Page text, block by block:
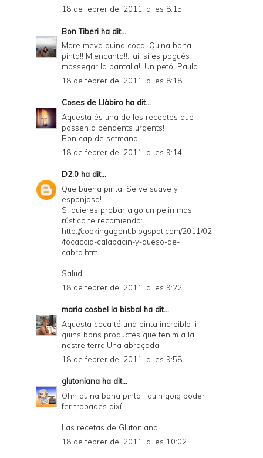
18 de febrer del 2011, a les 8:15
Bon Tiberi ha dit...
Mare meva quina coca! Quina bona
pinta!! M'encanta!!...ai, si es pogués
mossegar la pantalla!! Un petó, Paula
18 de febrer del 2011, a les 8:18
Coses de Llàbiro ha dit...
Aquesta és una de les receptes que
passen a pendents urgents!
Bon cap de setmana.
18 de febrer del 2011, a les 9:14
D2.0 ha dit...
Que buena pinta! Se ve suave y
esponjosa!
Si quieres probar algo un pelin mas
rústico te recomiendo:
http://cookingagent.blogspot.com/2011/02
/focaccia-calabacin-y-queso-de-
cabra.html
Salud!
18 de febrer del 2011, a les 9:22
maria cosbel la bisbal ha dit...
Aquesta coca té una pinta increible ,i
quins bons productes que tenim a la
nostre terra!Una abraçada.
18 de febrer del 2011, a les 9:58
glutoniana ha dit...
Ohh quina bona pinta i quin goig poder
fer trobades així.
Las recetas de Glutoniana
18 de febrer del 2011, a les 10:02